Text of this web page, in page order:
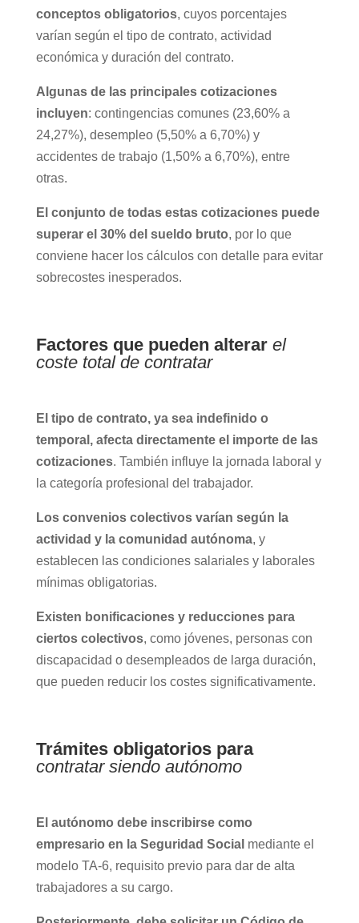
conceptos obligatorios, cuyos porcentajes
varían según el tipo de contrato, actividad
económica y duración del contrato.
Algunas de las principales cotizaciones
incluyen: contingencias comunes (23,60% a
24,27%), desempleo (5,50% a 6,70%) y
accidentes de trabajo (1,50% a 6,70%), entre
otras.
El conjunto de todas estas cotizaciones puede
superar el 30% del sueldo bruto, por lo que
conviene hacer los cálculos con detalle para evitar
sobrecostes inesperados.
Factores que pueden alterar el
coste total de contratar
El tipo de contrato, ya sea indefinido o
temporal, afecta directamente el importe de las
cotizaciones. También influye la jornada laboral y
la categoría profesional del trabajador.
Los convenios colectivos varían según la
actividad y la comunidad autónoma, y
establecen las condiciones salariales y laborales
mínimas obligatorias.
Existen bonificaciones y reducciones para
ciertos colectivos, como jóvenes, personas con
discapacidad o desempleados de larga duración,
que pueden reducir los costes significativamente.
Trámites obligatorios para
contratar siendo autónomo
El autónomo debe inscribirse como
empresario en la Seguridad Social mediante el
modelo TA-6, requisito previo para dar de alta
trabajadores a su cargo.